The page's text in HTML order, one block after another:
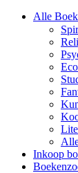
Alle
Inkoop